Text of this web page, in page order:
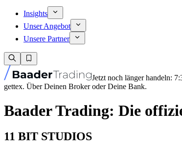
Insights
Unser Angebot
Unsere Partner
Jetzt noch länger handeln:
gettex. Über Deinen Broker oder Deine Bank.
Baader Trading: Die
11 BIT STUDIOS